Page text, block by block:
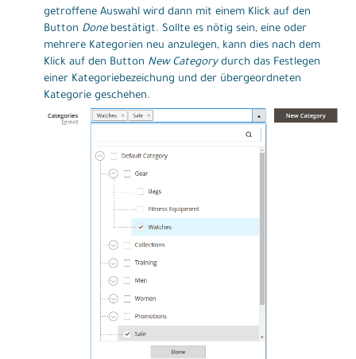
getroffene Auswahl wird dann mit einem Klick auf den
Button Donebestätigt. Sollte es nötig sein, eine oder
mehrere Kategorien neu anzulegen, kann dies nach dem
Klick auf den Button New Categorydurch das Festlegen
einer Kategoriebezeichung und der übergeordneten
Kategorie geschehen.